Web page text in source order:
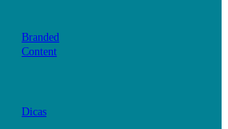
Branded
Content
Dicas